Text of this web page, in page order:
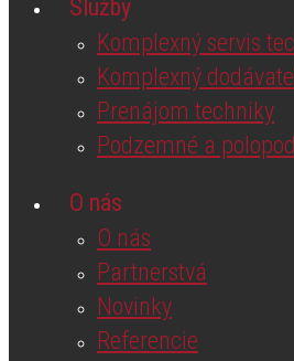
Partnerstvá
Novinky
Referencie
Nadácia
Kontakt
German
Podzemné a
O nás
O nás
Partnerstvá
Novinky
Nadácia
Kontakt
Petra Vlhová
English
Služby
Komplexný servis
Komplexný
Prenájom techniky
Podzemné a
O nás
O nás
Partnerstvá
Novinky
Referencie